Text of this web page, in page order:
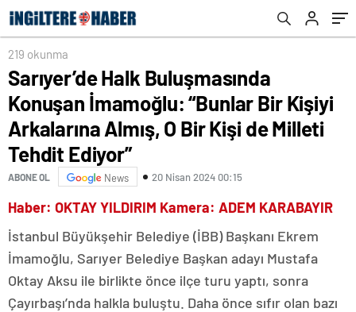
Almış, O Bir Kişi de Milleti Tehdit Ediyor”
219 okunma
Sarıyer’de Halk Buluşmasında
Konuşan İmamoğlu: “Bunlar Bir Kişiyi
Arkalarına Almış, O Bir Kişi de Milleti
Tehdit Ediyor”
ABONE OL News 20 Nisan 2024 00:15
Haber: OKTAY YILDIRIM Kamera: ADEM KARABAYIR
İstanbul Büyükşehir Belediye (İBB) Başkanı Ekrem
İmamoğlu, Sarıyer Belediye Başkan adayı Mustafa
Oktay Aksu ile birlikte önce ilçe turu yaptı, sonra
Çayırbaşı’nda halkla buluştu. Daha önce sıfır olan bazı